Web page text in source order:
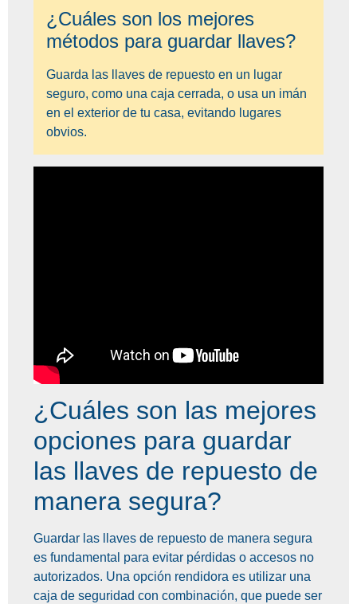
¿Cuáles son los mejores
métodos para guardar llaves?
Guarda las llaves de repuesto en un lugar
seguro, como una caja cerrada, o usa un imán
en el exterior de tu casa, evitando lugares
obvios.
¿Cuáles son las mejores
opciones para guardar
las llaves de repuesto de
manera segura?
Guardar las llaves de repuesto de manera segura
es fundamental para evitar pérdidas o accesos no
autorizados. Una opción rendidora es utilizar una
caja de seguridad con combinación, que puede ser